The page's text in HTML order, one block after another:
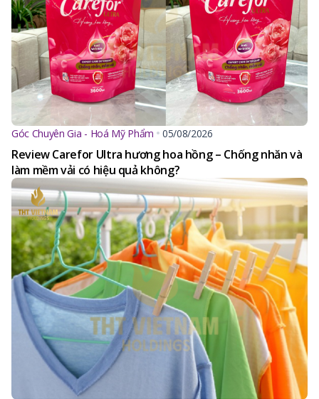
Góc Chuyên Gia - Hoá Mỹ Phẩm 05/08/2026
Review Carefor Ultra hương hoa hồng – Chống nhăn và
làm mềm vải có hiệu quả không?